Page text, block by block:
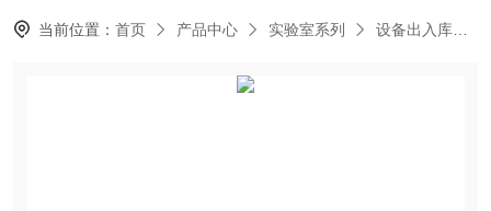
当前位置：首页 产品中心 实验室系列 设备出入库管理系统